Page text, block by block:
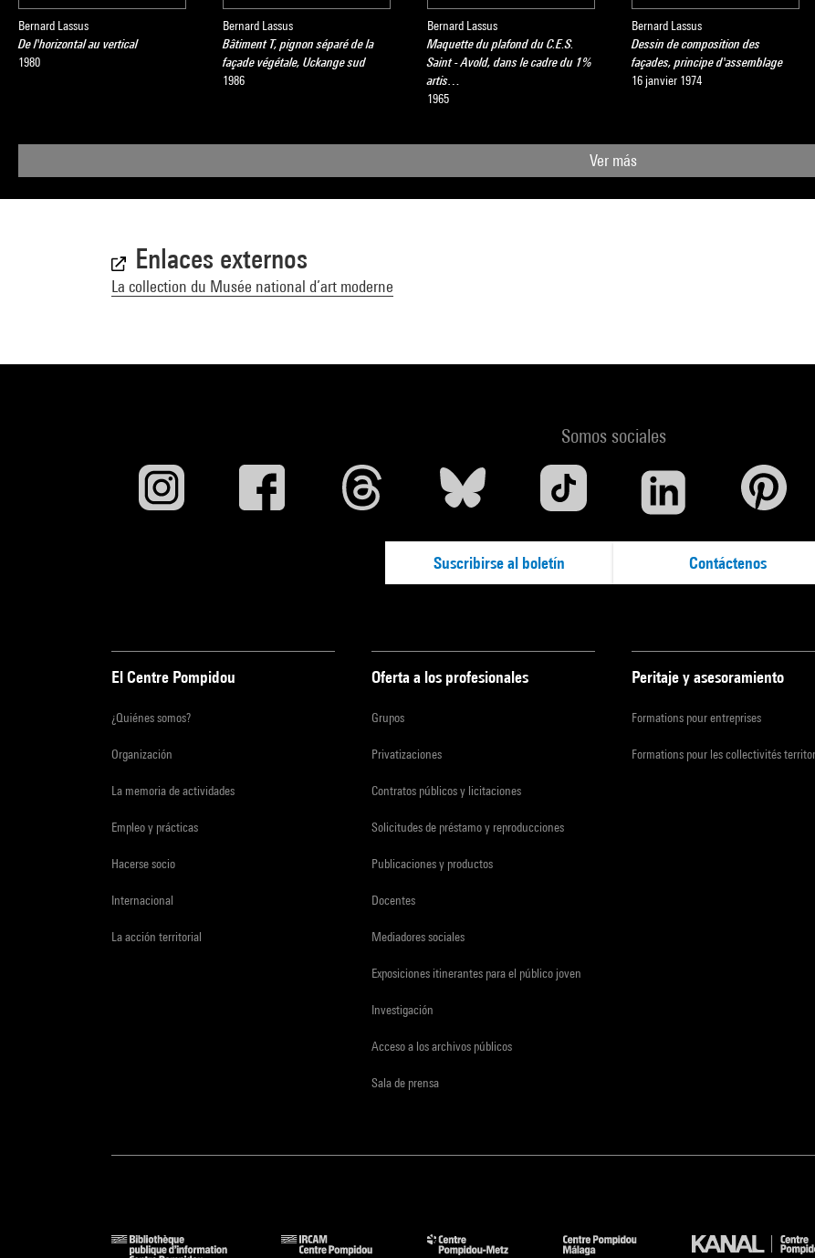
Bernard Lassus
De l'horizontal au vertical
1980
Bernard Lassus
Bâtiment T, pignon séparé de la
façade végétale, Uckange sud
1986
Bernard Lassus
Maquette du plafond du C.E.S.
Saint - Avold, dans le cadre du 1%
artis…
1965
Bernard Lassus
Dessin de composition des
façades, principe d'assemblage
16 janvier 1974
Ver más
Enlaces externos
La collection du Musée national d’art moderne
Somos sociales
Suscribirse al boletín Contáctenos
El Centre Pompidou
¿Quiénes somos?
Organización
La memoria de actividades
Empleo y prácticas
Hacerse socio
Internacional
La acción territorial
Oferta a los profesionales
Grupos
Privatizaciones
Contratos públicos y licitaciones
Solicitudes de préstamo y reproducciones
Publicaciones y productos
Docentes
Mediadores sociales
Exposiciones itinerantes para el público joven
Investigación
Acceso a los archivos públicos
Sala de prensa
Peritaje y asesoramiento
Formations pour entreprises
Formations pour les collectivités